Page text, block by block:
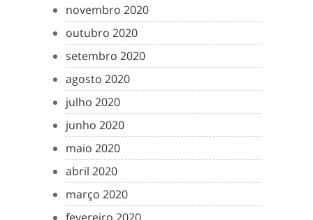
novembro 2020
outubro 2020
setembro 2020
agosto 2020
julho 2020
junho 2020
maio 2020
abril 2020
março 2020